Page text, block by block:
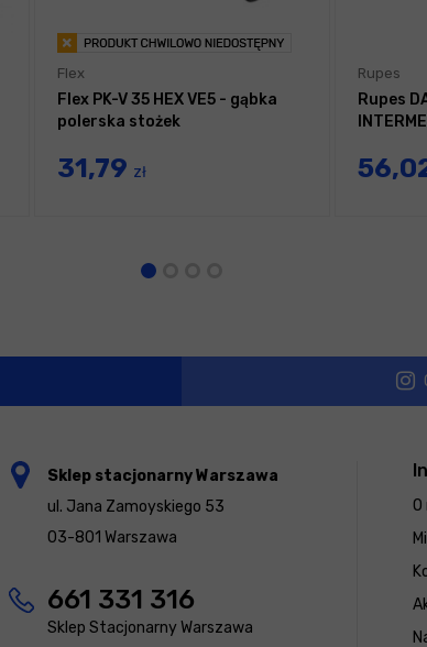
Flex
Flex PK-V 35 HEX VE5 - gąbka
polerska stożek
31,79 zł
Rupes
Rupes
Sklep stacjonarny Warszawa
ul. Jana Zamoyskiego 53
03-801 Warszawa
661 331 316
Sklep Stacjonarny Warszawa